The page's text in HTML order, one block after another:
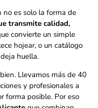
no es solo la forma de
transmite calidad,
convierte un simple
hojear, o un catálogo
huella.
Llevamos más de 40
y profesionales a
forma posible. Por eso